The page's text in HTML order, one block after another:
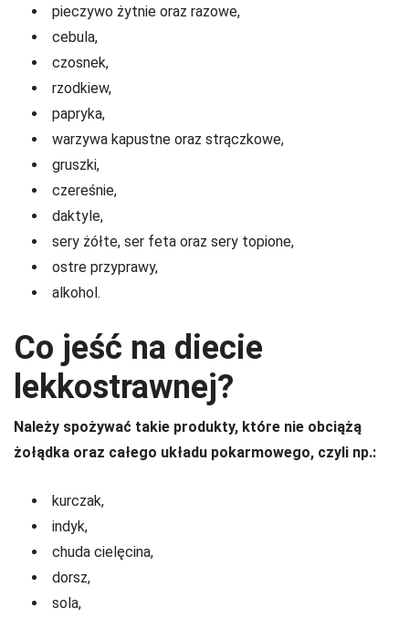
pieczywo żytnie oraz razowe,
cebula,
czosnek,
rzodkiew,
papryka,
warzywa kapustne oraz strączkowe,
gruszki,
czereśnie,
daktyle,
sery żółte, ser feta oraz sery topione,
ostre przyprawy,
alkohol.
Co jeść na diecie
lekkostrawnej?
Należy spożywać takie produkty, które nie obciążą
żołądka oraz całego układu pokarmowego, czyli np.:
kurczak,
indyk,
chuda cielęcina,
dorsz,
sola,